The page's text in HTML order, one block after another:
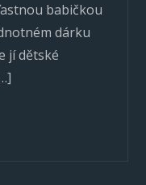
babičkou
dárku
jí dětské